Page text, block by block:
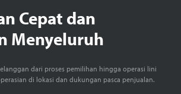
Cepat dan
Menyeluruh
dari proses pemilihan hingga operasi lini
di lokasi dan dukungan pasca penjualan.